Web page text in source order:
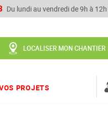
Du lundi au vendredi de 9h à
LOCALISER MON CHANTIER
PROJETS